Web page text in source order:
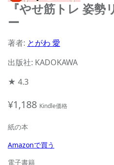
『やせ筋トレ 姿
ー
著者: とがわ 愛
出版社: KADOKAWA
★ 4.3
¥1,188 Kindle価格
紙の本
Amazonで買う
電子書籍